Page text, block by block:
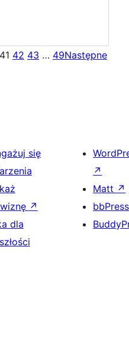
41 42 43 … 49Następne
się
↗
dla
↗
Matt ↗
bbPress